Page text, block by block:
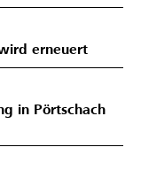
erneuert
in Pörtschach